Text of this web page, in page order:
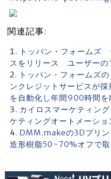
関連記事:
トッパン・フォームズ
スをリリース ユーザーの
トッパン・フォームズ
ンクレジットサービスが
を自動化し年間900時間を
カイロスマーケティン
ケティングオートメーショ
DMM.makeの3Dプリ
造形樹脂50~70%オフで